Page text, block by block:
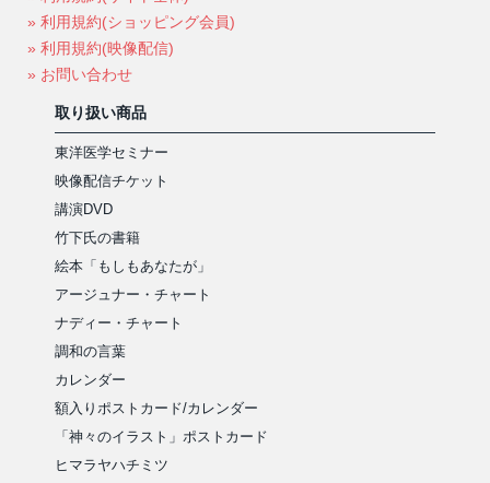
» 利用規約(ショッピング会員)
» 利用規約(映像配信)
» お問い合わせ
取り扱い商品
東洋医学セミナー
映像配信チケット
講演DVD
竹下氏の書籍
絵本「もしもあなたが」
アージュナー・チャート
ナディー・チャート
調和の言葉
カレンダー
額入りポストカード/カレンダー
「神々のイラスト」ポストカード
ヒマラヤハチミツ